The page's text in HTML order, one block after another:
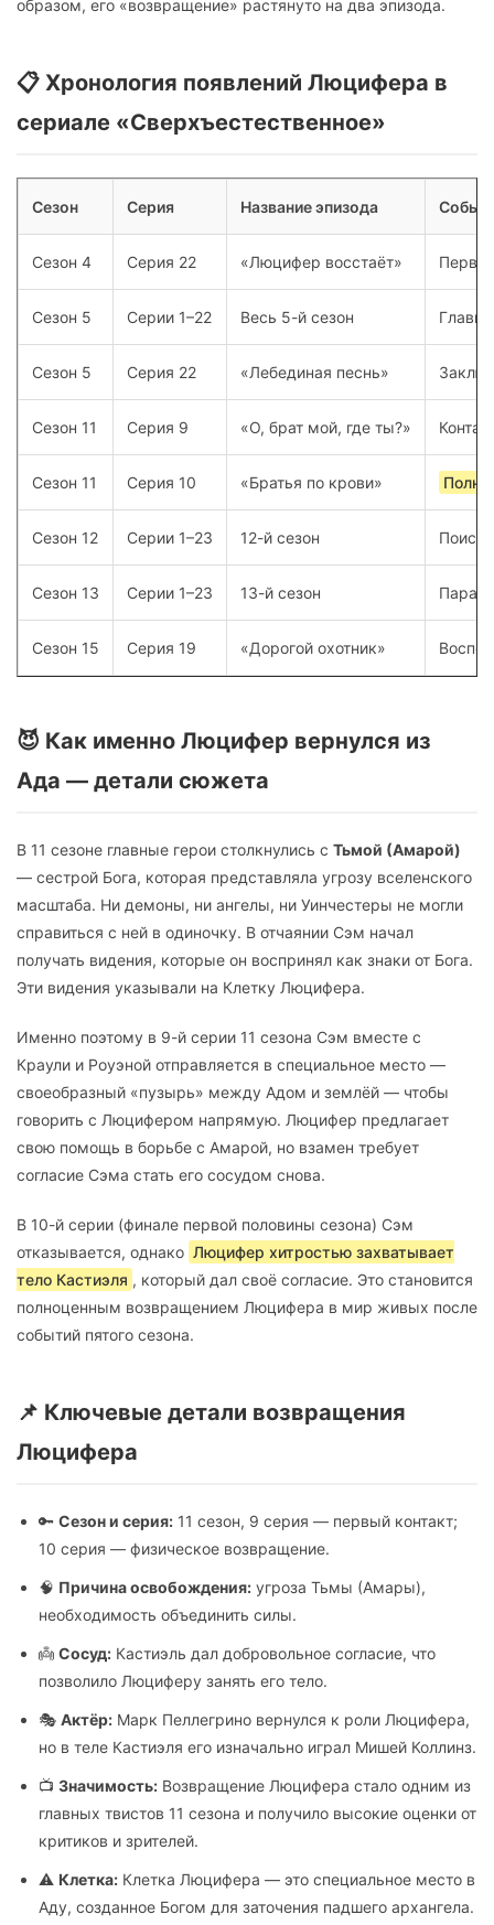
образом, его «возвращение» растянуто на два эпизода.
📋 Хронология появлений Люцифера в
сериале «Сверхъестественное»
Сезон Серия Название эпизода
Сезон 4 Серия 22 «Люцифер восстаёт»
Сезон 5 Серии 1–22 Весь 5-й сезон
Сезон 5 Серия 22 «Лебединая песнь»
Сезон 11 Серия 9 «О, брат мой, где ты?»
Сезон 11 Серия 10 «Братья по крови»
Сезон 12 Серии 1–23 12-й сезон Поиск
Сезон 13 Серии 1–23 13-й сезон
Сезон 15 Серия 19 «Дорогой охотник»
😈 Как именно Люцифер вернулся из
Ада — детали сюжета
В 11 сезоне главные герои столкнулись с Тьмой (Амарой)
— сестрой Бога, которая представляла угрозу вселенского
масштаба. Ни демоны, ни ангелы, ни Уинчестеры не могли
справиться с ней в одиночку. В отчаянии Сэм начал
получать видения, которые он воспринял как знаки от Бога.
Эти видения указывали на Клетку Люцифера.
Именно поэтому в 9-й серии 11 сезона Сэм вместе с
Краули и Роуэной отправляется в специальное место —
своеобразный «пузырь» между Адом и землёй — чтобы
говорить с Люцифером напрямую. Люцифер предлагает
свою помощь в борьбе с Амарой, но взамен требует
согласие Сэма стать его сосудом снова.
В 10-й серии (финале первой половины сезона) Сэм
отказывается, однако Люцифер хитростью захватывает
тело Кастиэля , который дал своё согласие. Это становится
полноценным возвращением Люцифера в мир живых после
событий пятого сезона.
📌 Ключевые детали возвращения
Люцифера
🔑 Сезон и серия: 11 сезон, 9 серия — первый контакт;
10 серия — физическое возвращение.
🧠 Причина освобождения: угроза Тьмы (Амары),
необходимость объединить силы.
👼 Сосуд: Кастиэль дал добровольное согласие, что
позволило Люциферу занять его тело.
🎭 Актёр: Марк Пеллегрино вернулся к роли Люцифера,
но в теле Кастиэля его изначально играл Мишей Коллинз.
📺 Значимость: Возвращение Люцифера стало одним из
главных твистов 11 сезона и получило высокие оценки от
критиков и зрителей.
⚠️ Клетка: Клетка Люцифера — это специальное место в
Аду, созданное Богом для заточения падшего архангела.